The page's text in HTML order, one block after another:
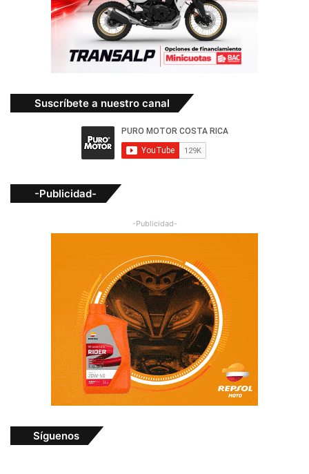
Suscríbete a nuestro canal
-Publicidad-
-Publicidad-
Síguenos